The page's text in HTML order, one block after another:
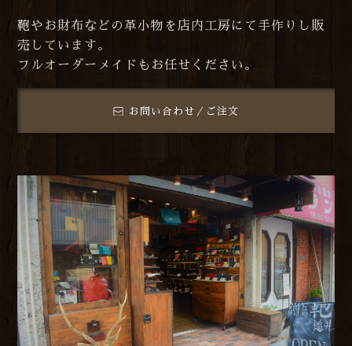
鞄やお財布などの革小物を店内工房にて手作りし販
売しています。
フルオーダーメイドもお任せください。
お問い合わせ／ご注文